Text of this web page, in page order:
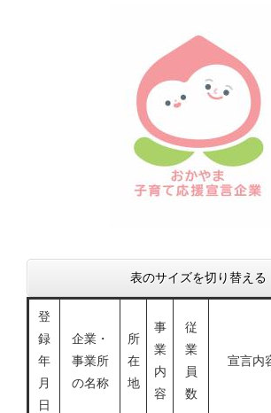
表のサイズを切り替える
登
録
年
月
日
企業・
事業所
の名称
所
在
地
事
業
内
容
従
業
員
数
宣言内